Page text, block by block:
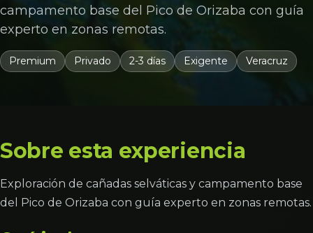
campamento base del Pico de Orizaba con guía
experto en zonas remotas.
Premium Privado 2-3 días Exigente Veracruz
Sobre esta experiencia
Exploración de cañadas selváticas y campamento base
del Pico de Orizaba con guía experto en zonas remotas.